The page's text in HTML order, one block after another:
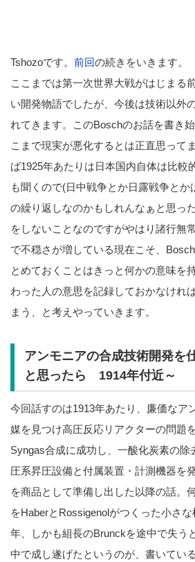
Tshozoです。 前回の続きをいきます。
ここまでは第一次世界大戦がはじまる
い開発物語でしたが、今後は技術以外
れてきます。このBoschのお話を書き
こまで現実が悪化するとは正直思って
ば1925年あたりは日本国内自体は比較
も聞くので(日中戦争とか日露戦争とか
の繰り返しなのかもしれんなぁと思っ
をしないことなのですがやはり諸行無
で不穏さが増している現在こそ、
とめておくことはきっと何かの意味を
わった人の意思を記録しておかなけれ
まう、と考えやっていきます。
アンモニアの合成技術開発を
と思ったら 1914年付近～
今回話すのは1913年あたり、廉価なア
媒を見つけ高圧反応リアクターの問題
Syngas合成に成功し、一酸化炭素の除
圧系昇圧設備と付属装置・計測機器を
を商品として準備し出した以降の話。
をHaberとRossigenolがつくった小さ
年、しかも組長のBrunckを途中で失う
中で成し遂げたというのが、書いてい